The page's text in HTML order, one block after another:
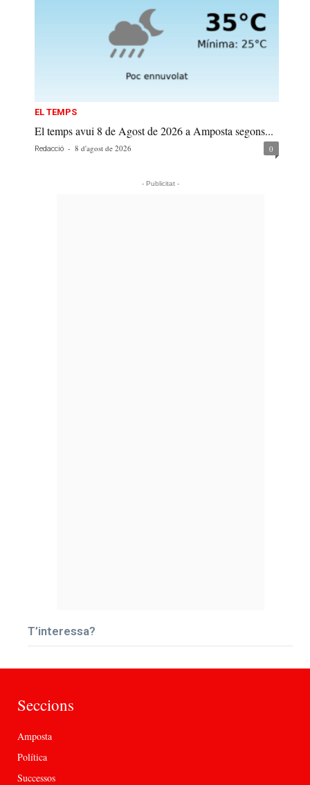
EL TEMPS
El temps avui 8 de Agost de 2026 a Amposta segons...
Redacció - 8 d'agost de 2026 0
- Publicitat -
T’interessa?
Seccions
Amposta
Política
Successos